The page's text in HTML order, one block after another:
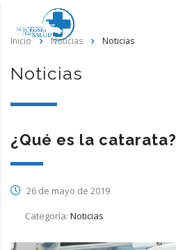
Inicio Noticias Noticias
Noticias
¿Qué es la catarata?
26 de mayo de 2019
Categoría: Noticias